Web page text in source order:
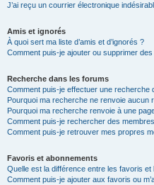
J’ai reçu un courrier électronique
Amis et ignorés
À quoi sert ma liste d’amis et d’ignorés ?
Comment puis-je ajouter ou supprimer
Recherche dans les forums
Comment puis-je effectuer une recherche
Pourquoi ma recherche ne renvoie aucun
Pourquoi ma recherche renvoie à une
Comment puis-je rechercher des
Comment puis-je retrouver mes propres
Favoris et abonnements
Quelle est la différence entre les favoris et
Comment puis-je ajouter aux favoris ou